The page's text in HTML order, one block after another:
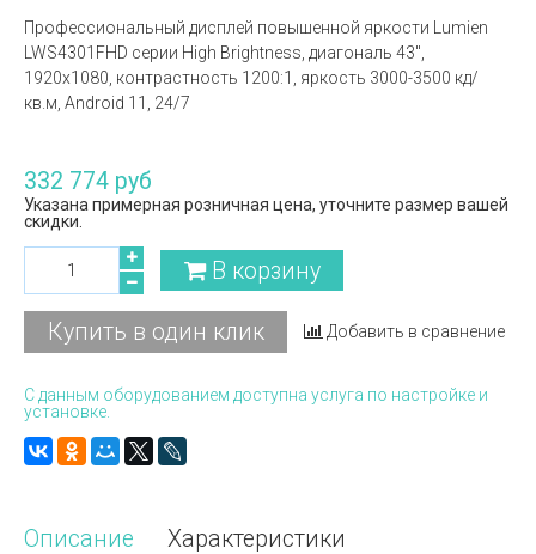
Профессиональный дисплей повышенной яркости Lumien
LWS4301FHD серии High Brightness, диагональ 43",
1920x1080, контрастность 1200:1, яркость 3000-3500 кд/
кв.м, Android 11, 24/7
332 774 руб
Указана примерная розничная цена, уточните размер вашей
скидки.
В корзину
Купить в один клик Добавить в сравнение
С данным оборудованием доступна услуга по настройке и
установке.
Описание Характеристики